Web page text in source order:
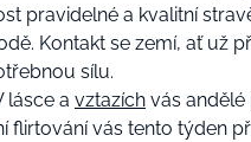
pravidelné a kvalitní
Kontakt se zemí, ať už
sílu.
lásce a vztazích vás
flirtování vás tento týden